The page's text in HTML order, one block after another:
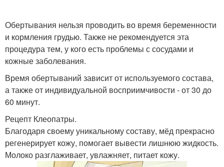
Обертывания нельзя проводить во время беременности
и кормления грудью. Также не рекомендуется эта
процедура тем, у кого есть проблемы с сосудами и
кожные заболевания.
Время обертываний зависит от используемого состава,
а также от индивидуальной восприимчивости - от 30 до
60 минут.
Рецепт Клеопатры.
Благодаря своему уникальному составу, мёд прекрасно
регенерирует кожу, помогает вывести лишнюю жидкость.
Молоко разглаживает, увлажняет, питает кожу.